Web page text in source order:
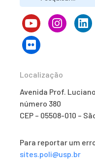
Localização
Avenida Prof.
número 380
CEP – 05508-010 –
Para reportar um
sites.poli@usp.br